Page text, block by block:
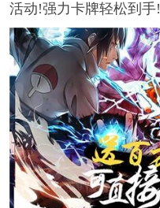
活动!强力卡牌轻松到手!